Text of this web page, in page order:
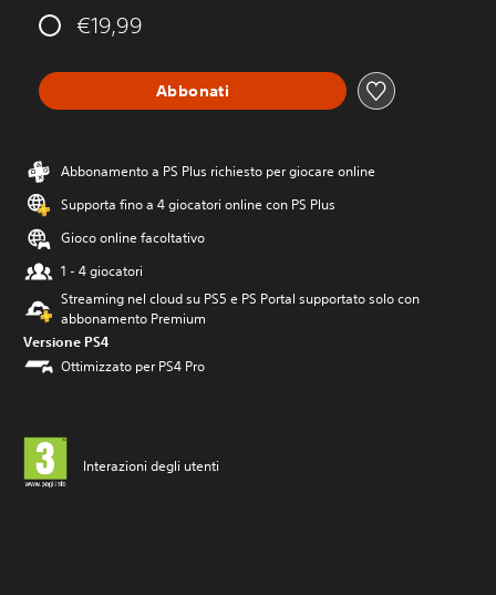
€19,99
Abbonati
Abbonamento a PS Plus richiesto per giocare online
Supporta fino a 4 giocatori online con PS Plus
Gioco online facoltativo
1 - 4 giocatori
Streaming nel cloud su PS5 e PS Portal supportato solo con
abbonamento Premium
Versione PS4
Ottimizzato per PS4 Pro
Interazioni degli utenti